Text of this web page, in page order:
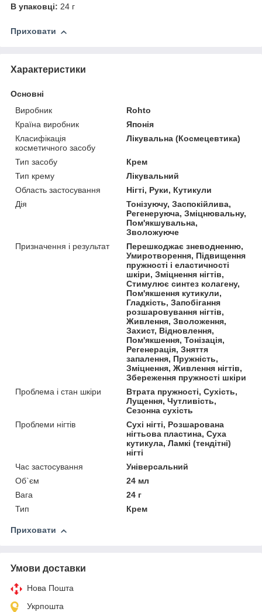
В упаковці: 24 г
Приховати
Характеристики
Основні
Виробник
Rohto
Країна виробник
Японія
Класифікація
косметичного засобу
Лікувальна (Космецевтика)
Тип засобу
Крем
Тип крему
Лікувальний
Область застосування
Нігті, Руки, Кутикули
Дія
Тонізуючу, Заспокійлива,
Регенеруюча, Зміцнювальну,
Пом'якшувальна,
Зволожуюче
Призначення і результат
Перешкоджає зневодненню,
Умиротворення, Підвищення
пружності і еластичності
шкіри, Зміцнення нігтів,
Стимулює синтез колагену,
Пом'якшення кутикули,
Гладкість, Запобігання
розшаровування нігтів,
Живлення, Зволоження,
Захист, Відновлення,
Пом'якшення, Тонізація,
Регенерація, Зняття
запалення, Пружність,
Зміцнення, Живлення нігтів,
Збереження пружності шкіри
Проблема і стан шкіри
Втрата пружності, Сухість,
Лущення, Чутливість,
Сезонна сухість
Проблеми нігтів
Сухі нігті, Розшарована
нігтьова пластина, Суха
кутикула, Ламкі (тендітні)
нігті
Час застосування
Універсальний
Об`єм
24 мл
Вага
24 г
Тип
Крем
Приховати
Умови доставки
Нова Пошта
Укрпошта